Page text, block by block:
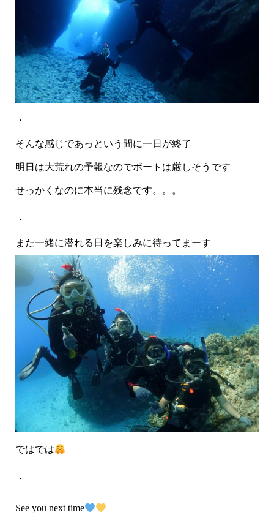
・
そんな感じであっという間に一日が終了
明日は大荒れの予報なのでボートは厳しそうです
せっかくなのに本当に残念です。。。
・
また一緒に潜れる日を楽しみに待ってまーす
ではでは
・
See you next time